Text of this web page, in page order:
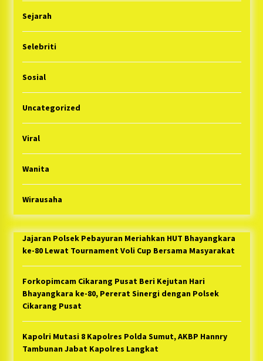
Sejarah
Selebriti
Sosial
Uncategorized
Viral
Wanita
Wirausaha
Jajaran Polsek Pebayuran Meriahkan HUT Bhayangkara
ke-80 Lewat Tournament Voli Cup Bersama Masyarakat
Forkopimcam Cikarang Pusat Beri Kejutan Hari
Bhayangkara ke-80, Pererat Sinergi dengan Polsek
Cikarang Pusat
Kapolri Mutasi 8 Kapolres Polda Sumut, AKBP Hannry
Tambunan Jabat Kapolres Langkat